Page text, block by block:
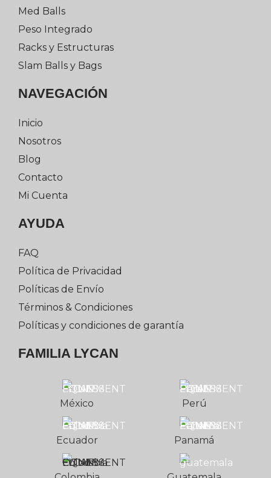
Med Balls
Peso Integrado
Racks y Estructuras
Slam Balls y Bags
NAVEGACIÓN
Inicio
Nosotros
Blog
Contacto
Mi Cuenta
AYUDA
FAQ
Política de Privacidad
Políticas de Envío
Términos & Condiciones
Políticas y condiciones de garantía
FAMILIA LYCAN
México
Ecuador
Perú
Panamá